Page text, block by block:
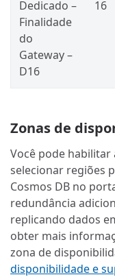
Dedicado –
Finalidade
do
Gateway –
D16
16
Zonas de
Você pode habilitar
selecionar regiões
Cosmos DB no
redundância
replicando dados
obter mais
zona de
disponibilidade e